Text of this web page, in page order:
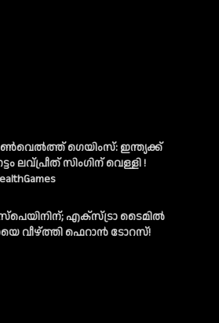
ഗെയിംസ്: ഇന്ത്യക്ക്
ലവ്പ്രീത് സിംഗിന് വെള്ളി !
എക്സ്ട്രാ ടൈമിൽ
വീഴ്ത്തി ഫെറാൻ ടോറസ്!